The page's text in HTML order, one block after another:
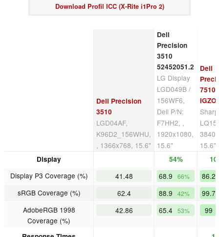
Download Profil ICC (X-Rite i1Pro 2)
Dell Precision
3510
LGD04AF,
K96D2_156WHU,
, 1366x768, 15.6"
Dell
Precision
3510
52452051.2
LG Display
LGD049B /
156WF6,
Dell P/N:
F7HH2, ,
1920x1080,
15.6"
Dell
7510
IGZO)
Sharp
15.6"
Display 54%
Display P3 Coverage (%) 41.48 68.9 66% 86.2
sRGB Coverage (%) 62.4 88.9 42%
99.7
AdobeRGB 1998
Coverage (%)
42.86 65.4 53% 99